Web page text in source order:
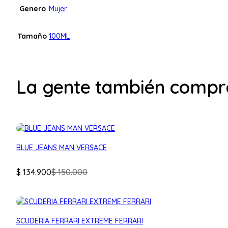
Genero Mujer
Tamaño 100ML
La gente también
BLUE JEANS MAN VERSACE
$150.000
El
original
era:
$ 150.000.
$ 134.900
El
actual
es:
$ 134.900.
SCUDERIA FERRARI EXTREME FERRARI